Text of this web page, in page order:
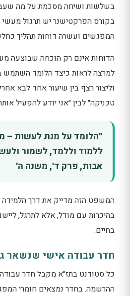
בשלשות ושיחה מסכמת על מה
בקורס הפרקטישנר יש תרגול מעשי
המפגשים ועשרה דוחות תהליך
הדוחות אינם רק הוכחה שבוצעה
למרצה לראות כיצד הלומד השתמש
וליצור רצף בין שיעור אחד לבא
טכניקה״ לבין ״אני יודע להפעיל
״הלומד על מנת לעשות –
ללמוד וללמד, לשמור
אבות, פרק ד׳, משנה ה׳
המשפט הזה מדייק את דרך
בהיכרות עם מודל, אלא לתרגל,
בחיים.
חדר עבודה אישי שנשאר
כל סטודנט בתז״א מקבל חדר
ההרשמה. בחדר נמצאים חומרי